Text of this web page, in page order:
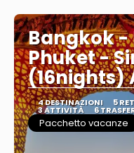
Bangkok -
Phuket -
(16nights)
4 DESTINAZIONI 5
3 ATTIVITÀ 6
Pacchetto vacanze